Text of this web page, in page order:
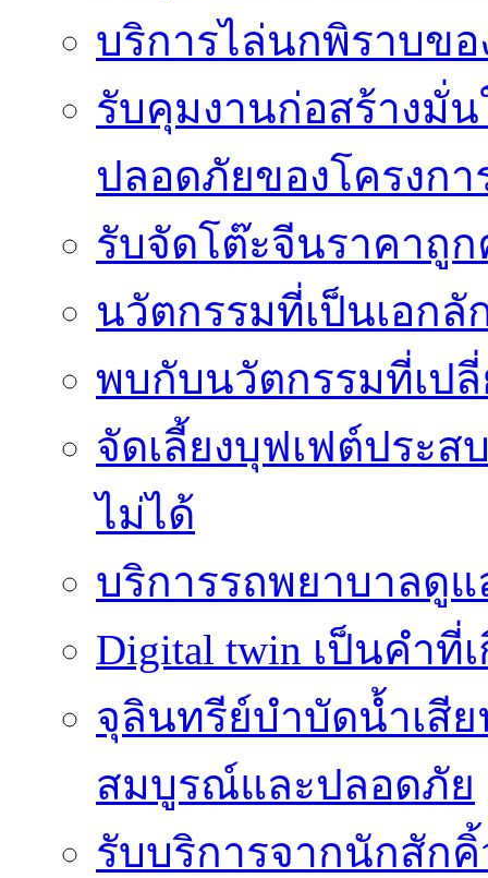
บริการไล่นกพิราบข
รับคุมงานก่อสร้างมั่
ปลอดภัยของโครงกา
รับจัดโต๊ะจีนราคาถู
นวัตกรรมที่เป็นเอกลั
พบกับนวัตกรรมที่เป
จัดเลี้ยงบุฟเฟต์ประ
ไม่ได้
บริการรถพยาบาลดู
Digital twin เป็นคำที่
จุลินทรีย์บำบัดน้ำเสี
สมบูรณ์และปลอดภัย
รับบริการจากนักสัก